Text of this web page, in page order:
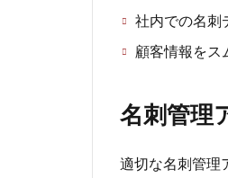
社内での名刺
顧客情報をス
名刺管理
適切な名刺管理